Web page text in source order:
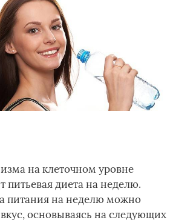
на клеточном уровне
питьевая диета на неделю.
питания на неделю можно
основываясь на следующих